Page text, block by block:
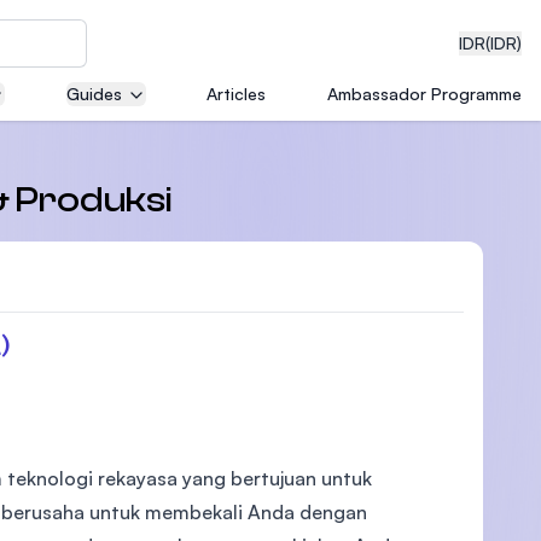
IDR(IDR)
Guides Articles Ambassador Programme
Produksi
teknologi rekayasa yang bertujuan untuk
untuk membekali Anda dengan